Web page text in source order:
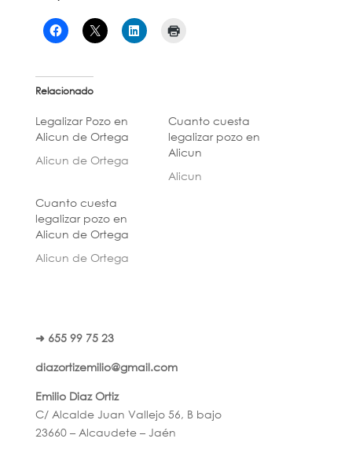
Relacionado
Legalizar Pozo en
Alicun de Ortega
Alicun de Ortega
Cuanto cuesta
legalizar pozo en
Alicun
Alicun
Cuanto cuesta
legalizar pozo en
Alicun de Ortega
Alicun de Ortega
➜ 655 99 75 23
diazortizemilio@gmail.com
Emilio Diaz Ortiz
C/ Alcalde Juan Vallejo 56, B bajo
23660 – Alcaudete – Jaén